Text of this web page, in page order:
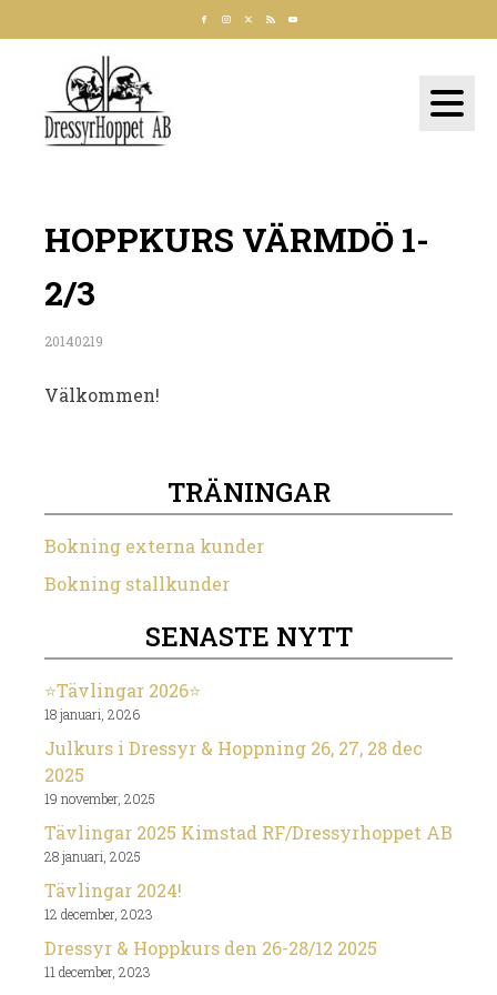
HOPPKURS VÄRMDÖ 1-
2/3
20140219
Välkommen!
TRÄNINGAR
Bokning externa kunder
Bokning stallkunder
SENASTE NYTT
⭐️Tävlingar 2026⭐️
18 januari, 2026
Julkurs i Dressyr & Hoppning 26, 27, 28 dec
2025
19 november, 2025
Tävlingar 2025 Kimstad RF/Dressyrhoppet AB
28 januari, 2025
Tävlingar 2024!
12 december, 2023
Dressyr & Hoppkurs den 26-28/12 2025
11 december, 2023